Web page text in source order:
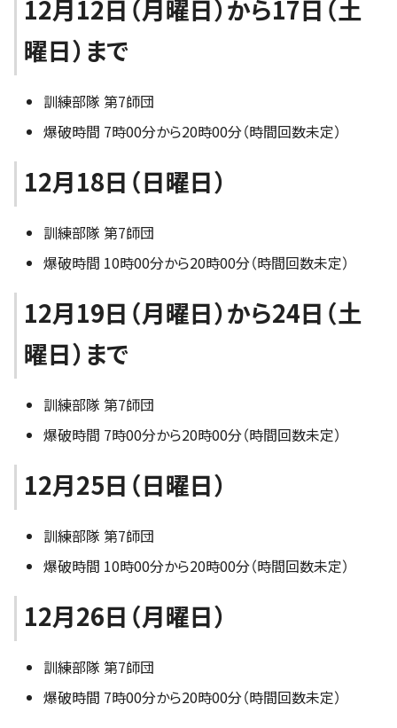
12月12日（月曜日）から17日（土
曜日）まで
訓練部隊 第7師団
爆破時間 7時00分から20時00分（時間回数未定）
12月18日（日曜日）
訓練部隊 第7師団
爆破時間 10時00分から20時00分（時間回数未定）
12月19日（月曜日）から24日（土
曜日）まで
訓練部隊 第7師団
爆破時間 7時00分から20時00分（時間回数未定）
12月25日（日曜日）
訓練部隊 第7師団
爆破時間 10時00分から20時00分（時間回数未定）
12月26日（月曜日）
訓練部隊 第7師団
爆破時間 7時00分から20時00分（時間回数未定）